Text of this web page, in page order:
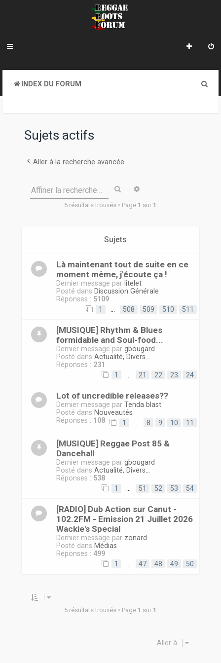
INDEX DU FORUM
Sujets actifs
Aller à la recherche avancée
Affiner la recherche… Rechercher
5 résultats trouvés • Page 1 sur 1
Sujets
Là maintenant tout de suite en ce
moment même, j'écoute ça !
Dernier message par litelet
Posté dans Discussion Générale
Réponses : 5109
1
508 509 510 511
[MUSIQUE] Rhythm & Blues
formidable and Soul-food...
Dernier message par gbougard
Posté dans Actualité, Divers...
Réponses : 231
1
21 22 23 24
Lot of uncredible releases??
Dernier message par Tenda blast
Posté dans Nouveautés
Réponses : 108 1 8 9 10 11
[MUSIQUE] Reggae Post 85 &
Dancehall
Dernier message par gbougard
Posté dans Actualité, Divers...
Réponses : 538
1
51 52 53 54
[RADIO] Dub Action sur Canut -
102.2FM - Emission 21 Juillet 2026
Wackie's Special
Dernier message par zonard
Posté dans Médias
Réponses : 499
1
47 48 49 50
5 résultats trouvés • Page 1 sur 1
Aller à